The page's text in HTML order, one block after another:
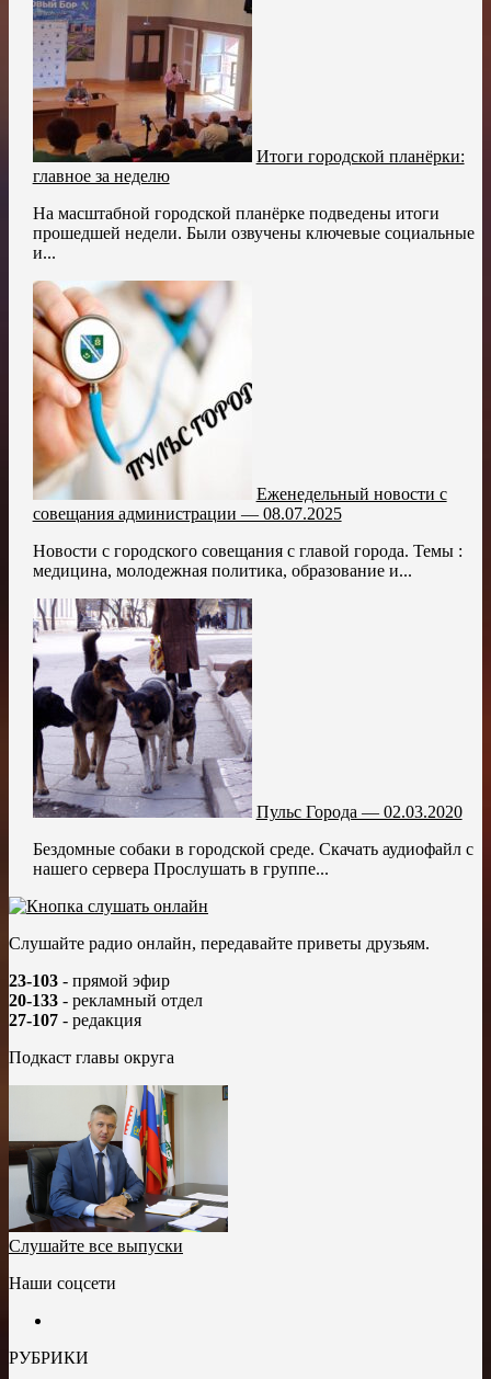
Итоги городской планёрки:
главное за неделю
На масштабной городской планёрке подведены итоги
прошедшей недели. Были озвучены ключевые социальные
и...
Еженедельный новости с
совещания администрации — 08.07.2025
Новости с городского совещания с главой города. Темы :
медицина, молодежная политика, образование и...
Пульс Города — 02.03.2020
Бездомные собаки в городской среде. Скачать аудиофайл с
нашего сервера Прослушать в группе...
Слушайте радио онлайн, передавайте приветы друзьям.
23-103 - прямой эфир
20-133 - рекламный отдел
27-107 - редакция
Подкаст главы округа
Слушайте все выпуски
Наши соцсети
РУБРИКИ